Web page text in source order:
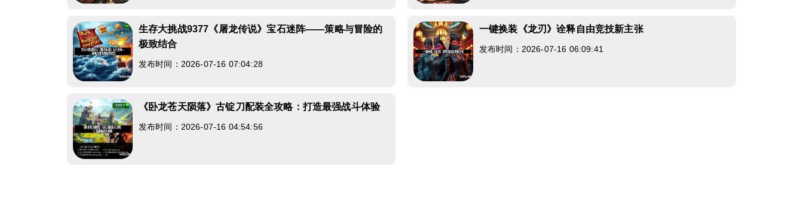
生存大挑战9377《屠龙传说》宝石迷阵——策略与冒险的
极致结合
发布时间：2026-07-16 07:04:28
一键换装《龙刃》诠释自由竞技新主张
发布时间：2026-07-16 06:09:41
《卧龙苍天陨落》古锭刀配装全攻略：打造最强战斗体验
发布时间：2026-07-16 04:54:56